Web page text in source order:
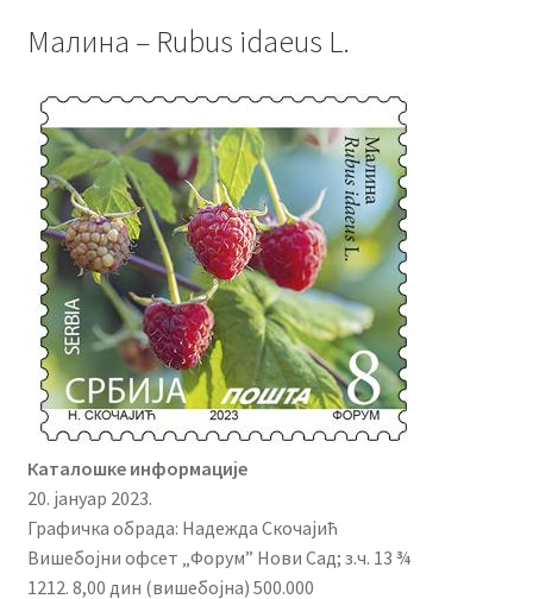
Пригодна издања
Редовна издања
Контакт
Малина – Rubus idaeus L.
Каталошке информације
20. јануар 2023.
Графичка обрада: Надежда Скочајић
Вишебојни офсет „Форум” Нови Сад; з.ч. 13 ¾
1212. 8,00 дин (вишебојна) 500.000